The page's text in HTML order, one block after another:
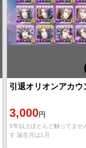
引退オリオンアカウ
3,000円
5年以上ほとんど触ってませ
す 誕生月は1月